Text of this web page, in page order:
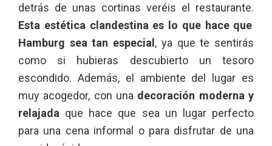
detrás de unas cortinas veréis el restaurante.
Esta estética clandestina es lo que hace que
Hamburg sea tan especial, ya que te sentirás
como si hubieras descubierto un tesoro
escondido. Además, el ambiente del lugar es
muy acogedor, con una decoración moderna y
relajada que hace que sea un lugar perfecto
para una cena informal o para disfrutar de una